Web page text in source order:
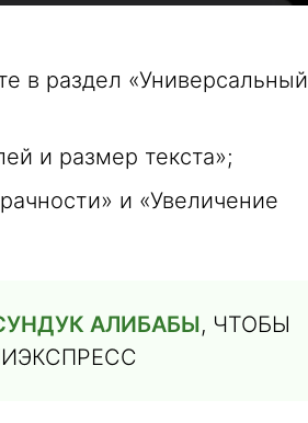
в раздел «Универсальный
и размер текста»;
и «Увеличение
АЛИБАБЫ, ЧТОБЫ